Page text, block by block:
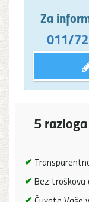
Za
011/
5
✔
✔ Bez troškova